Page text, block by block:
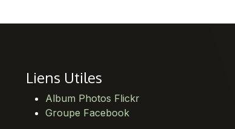
Liens Utiles
Album Photos Flickr
Groupe Facebook